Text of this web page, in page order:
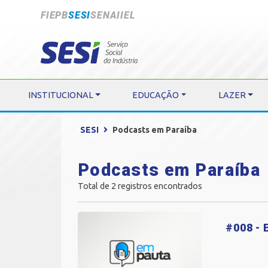
FIEPBSESISENAIIEL
INSTITUCIONAL EDUCAÇÃO LAZER
SESI Podcasts em Paraíba
Podcasts em Paraíba
Total de 2 registros encontrados
#008 -